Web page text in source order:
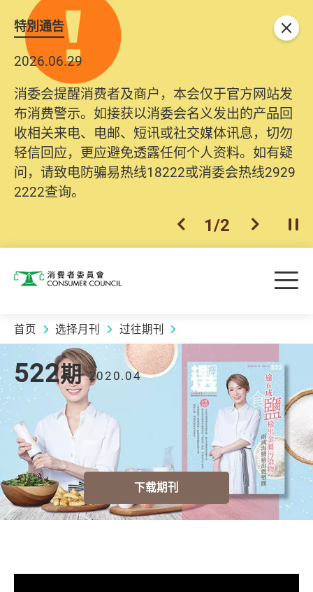
特別通告
2026.06.29
消委会提醒消费者及商户，本会仅于官方网站发
布消费警示。如接获以消委会名义发出的产品回
收相关来电、电邮、短讯或社交媒体讯息，切勿
轻信回应，更应避免透露任何个人资料。如有疑
问，请致电防骗易热线18222或消委会热线2929
2222查询。
上一个
1/2 下一个开
关闭
消费者委员会 目
首页 选择月刊 过往期刊
2020.04 | 522期
522期 2020.04
下载期刊